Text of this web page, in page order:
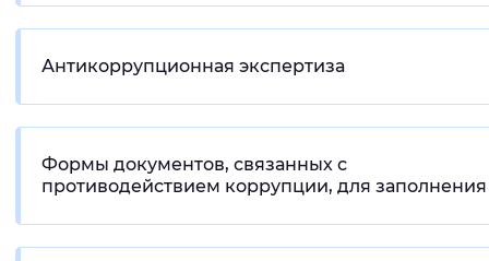
Включены Выключены
Звуковой ассистент
Антикоррупционная экспертиза
Формы документов, связанных с
противодействием коррупции, для заполнения